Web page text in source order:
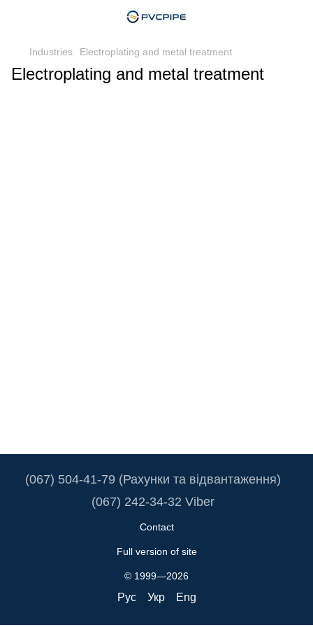
Industries Electroplating and metal treatment
Electroplating and metal treatment
(067) 504-41-79 (Рахунки та відвантаження)
(067) 242-34-32 Viber
Contact
Full version of site
© 1999—2026
Рус Укр Eng